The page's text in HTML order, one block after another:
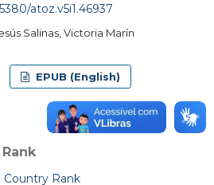
atoz.v5i1.46937
Salinas, Victoria Marín
EPUB (English)